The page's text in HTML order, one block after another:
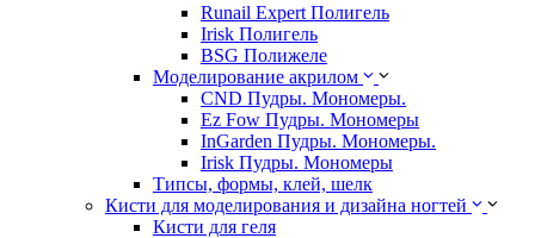
Runail Expert Полигель
Irisk Полигель
BSG Полижеле
Моделирование акрилом
CND Пудры. Мономеры.
Ez Fow Пудры. Мономеры
InGarden Пудры. Мономеры.
Irisk Пудры. Мономеры
Типсы, формы, клей, шелк
Кисти для моделирования и дизайна ногтей
Кисти для геля